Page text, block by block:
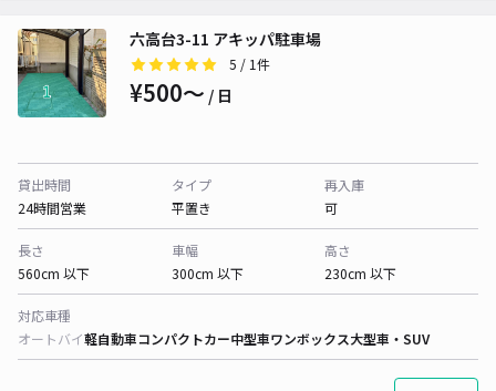
六高台3-11 アキッパ駐車場
5 / 1件
¥500〜 / 日
貸出時間
24時間営業
タイプ
平置き
再入庫
可
長さ
560cm 以下
車幅
300cm 以下
高さ
230cm 以下
対応車種
オートバイ軽自動車コンパクトカー中型車ワンボックス大型車・SUV